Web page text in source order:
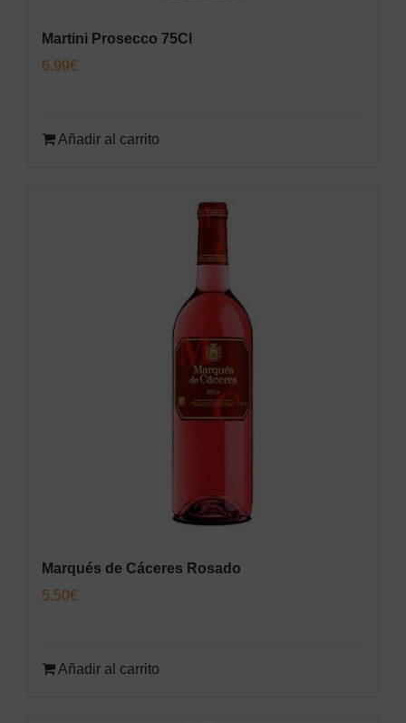
Martini Prosecco 75Cl
6,99€
Añadir al carrito
Marqués de Cáceres Rosado
5,50€
Añadir al carrito